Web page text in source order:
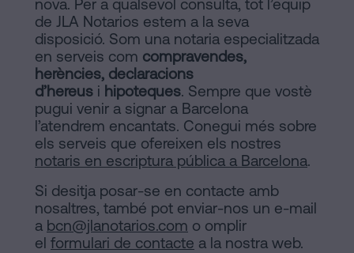
nova. Per a qualsevol consulta, tot l’equip
de JLA Notarios estem a la seva
disposició. Som una notaria especialitzada
en serveis com compravendes,
herències, declaracions
d’hereus i hipoteques. Sempre que vostè
pugui venir a signar a Barcelona
l’atendrem encantats. Conegui més sobre
els serveis que ofereixen els nostres
notaris en escriptura pública a Barcelona.
Si desitja posar-se en contacte amb
nosaltres, també pot enviar-nos un e-mail
a bcn@jlanotarios.com o omplir
el formulari de contacte a la nostra web.